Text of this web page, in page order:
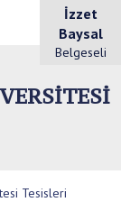
İzzet
Baysal
Belgeseli
Tesisleri